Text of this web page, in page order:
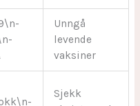
Unngå
levende
vaksiner
Sjekk